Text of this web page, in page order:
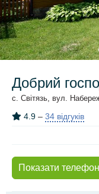
Добрий
с. Світязь, вул.
4.9 – 34 відгуків
Показати телефон